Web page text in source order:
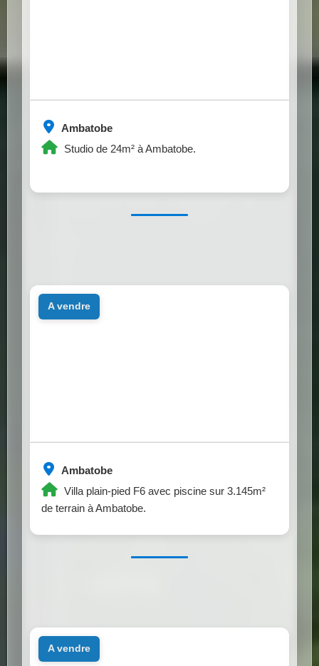
Ambatobe
Studio de 24m² à Ambatobe.
Ambatobe
Villa plain-pied F6 avec piscine sur 3.145m²
de terrain à Ambatobe.
a vendre
a vendre